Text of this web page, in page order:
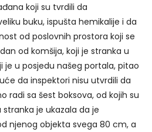
koji su tvrdili da
buku, ispušta hemikalije i da
od poslovnih prostora koji se
od komšija, koji je stranka u
je u posjedu našeg portala, pitao
da inspektori nisu utvrdili da
radi sa šest boksova, od kojih su
je ukazala da je
njenog objekta svega 80 cm, a